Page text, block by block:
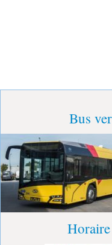
Bus